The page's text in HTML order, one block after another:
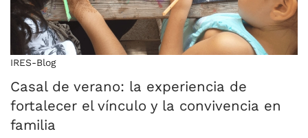
IRES-Blog
Casal de verano: la experiencia de
fortalecer el vínculo y la convivencia en
familia